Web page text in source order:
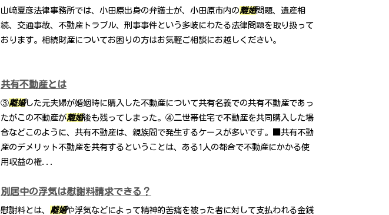
山﨑夏彦法律事務所では、小田原出身の弁護士が、小田原市内の離婚問題、遺産相
続、交通事故、不動産トラブル、刑事事件という多岐にわたる法律問題を取り扱って
おります。相続財産についてお困りの方はお気軽ご相談にお越しください。
共有不動産とは
③離婚した元夫婦が婚姻時に購入した不動産について共有名義での共有不動産であっ
たがこの不動産が離婚後も残ってしまった。④二世帯住宅で不動産を共同購入した場
合などこのように、共有不動産は、親族間で発生するケースが多いです。■共有不動
産のデメリット不動産を共有するということは、ある1人の都合で不動産にかかる使
用収益の権...
別居中の浮気は慰謝料請求できる？
慰謝料とは、 離婚や浮気などによって精神的苦痛を被った者に対して支払われる金銭